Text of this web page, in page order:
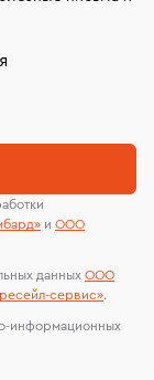
и ООО
данных ООО
сервиc».
информационных